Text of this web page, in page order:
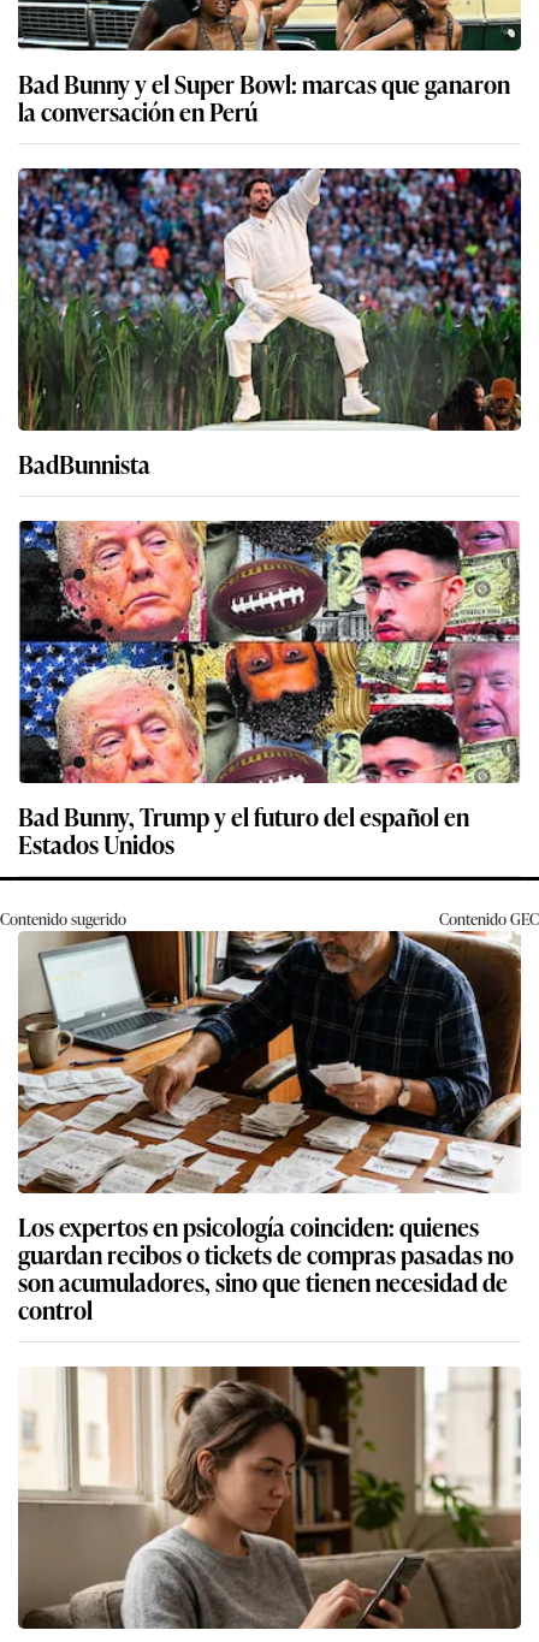
Bad Bunny y el Super Bowl: marcas que ganaron
la conversación en Perú
BadBunnista
Bad Bunny, Trump y el futuro del español en
Estados Unidos
Contenido sugerido ContenidoGEC
Los expertos en psicología coinciden: quienes
guardan recibos o tickets de compras pasadas no
son acumuladores, sino que tienen necesidad de
control